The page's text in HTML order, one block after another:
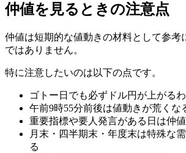
仲値を見るときの注意点
仲値は短期的な値動きの材料として参考
ではありません。
特に注意したいのは以下の点です。
ゴトー日でも必ずドル円が上がる
午前9時55分前後は値動きが荒くな
重要指標や要人発言がある日は仲
月末・四半期末・年度末は特殊な
る